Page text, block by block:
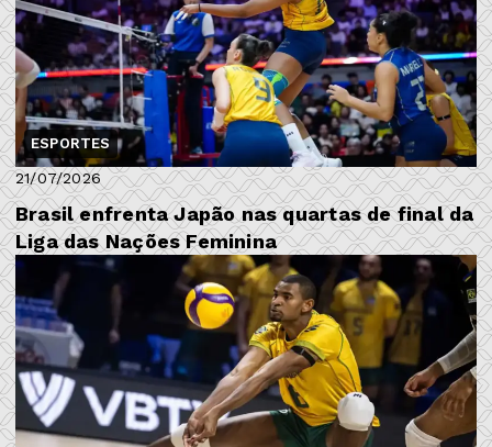
ESPORTES
21/07/2026
Brasil enfrenta Japão nas quartas de final da
Liga das Nações Feminina